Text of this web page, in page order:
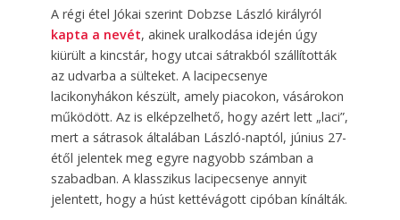
A régi étel Jókai szerint Dobzse László királyról
kapta a nevét, akinek uralkodása idején úgy
kiürült a kincstár, hogy utcai sátrakból szállították
az udvarba a sülteket. A lacipecsenye
lacikonyhákon készült, amely piacokon, vásárokon
működött. Az is elképzelhető, hogy azért lett „laci”,
mert a sátrasok általában László-naptól, június 27-
étől jelentek meg egyre nagyobb számban a
szabadban. A klasszikus lacipecsenye annyit
jelentett, hogy a húst kettévágott cipóban kínálták.